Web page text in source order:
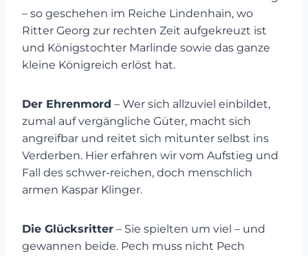
– so geschehen im Reiche Lindenhain, wo
Ritter Georg zur rechten Zeit aufgekreuzt ist
und Königstochter Marlinde sowie das ganze
kleine Königreich erlöst hat.
Der Ehrenmord – Wer sich allzuviel einbildet,
zumal auf vergängliche Güter, macht sich
angreifbar und reitet sich mitunter selbst ins
Verderben. Hier erfahren wir vom Aufstieg und
Fall des schwer-reichen, doch menschlich
armen Kaspar Klinger.
Die Glücksritter – Sie spielten um viel – und
gewannen beide. Pech muss nicht Pech